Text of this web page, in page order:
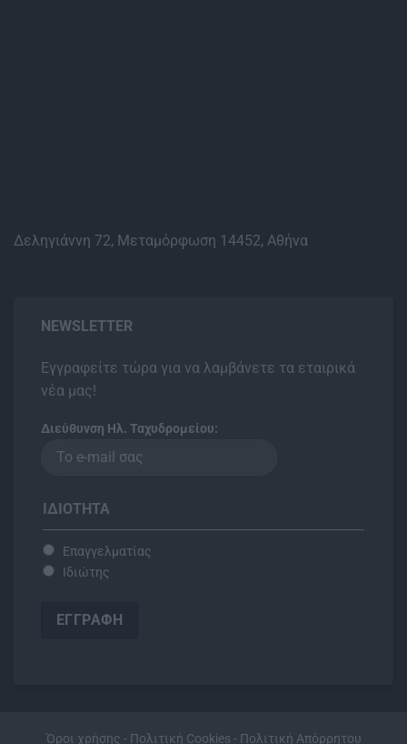
Δεληγιάννη 72, Μεταμόρφωση 14452, Αθήνα
NEWSLETTER
Εγγραφείτε τώρα για να λαμβάνετε τα εταιρικά
νέα μας!
Διεύθυνση Ηλ. Ταχυδρομείου:
ΙΔΙΌΤΗΤΑ
Επαγγελματίας
Ιδιώτης
Όροι χρήσης - Πολιτική Cookies - Πολιτική Απόρρητου